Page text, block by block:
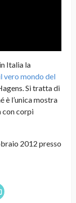
Italia la
vero mondo del
Si tratta di
è l’unica mostra
con corpi
2012 presso